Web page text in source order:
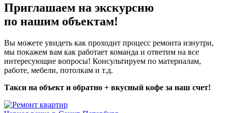
Приглашаем на экскурсию
по нашим объектам!
Вы можете увидеть как проходит процесс ремонта изнутри,
мы покажем вам как работает команда и ответим на все
интересующие вопросы! Консультируем по материалам,
работе, мебели, потолкам и т.д.
Такси на объект и обратно + вкусный кофе за наш счет!